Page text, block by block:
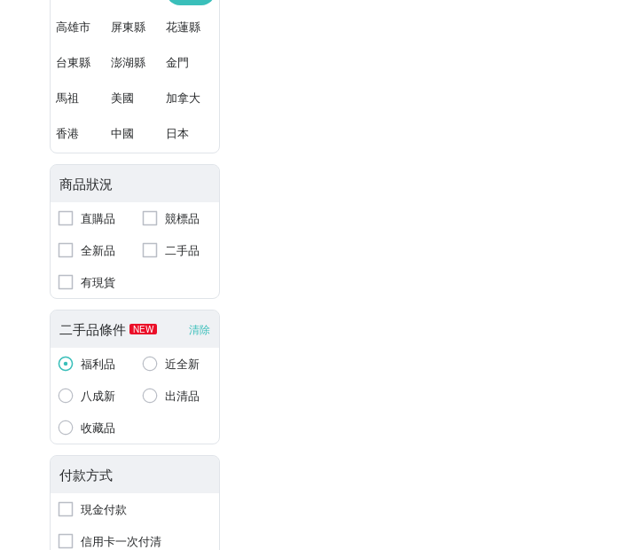
高雄市 屏東縣 花蓮縣
台東縣 澎湖縣 金門
馬祖 美國 加拿大
香港 中國 日本
商品狀況
直購品
競標品
全新品
二手品
有現貨
二手品條件 NEW 清除
福利品
近全新
八成新
出清品
收藏品
付款方式
現金付款
信用卡一次付清